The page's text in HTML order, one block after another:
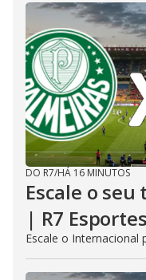
DO R7/HÁ 16 MINUTOS
Escale o
| R7 Esportes
Escale o Internacional